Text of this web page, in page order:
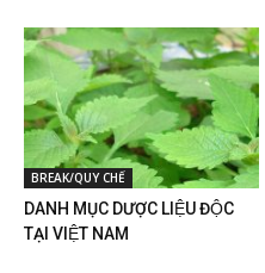
BREAK/QUY CHẾ
DANH MỤC DƯỢC LIỆU ĐỘC
TẠI VIỆT NAM